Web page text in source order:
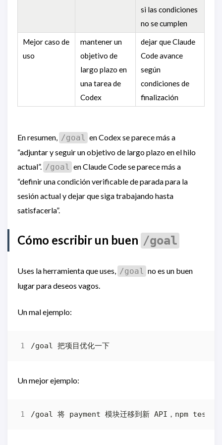
si las condiciones
no se cumplen
Mejor caso de
uso
mantener un
objetivo de
largo plazo en
una tarea de
Codex
dejar que Claude
Code avance
según
condiciones de
finalización
En resumen, /goal en Codex se parece más a
“adjuntar y seguir un objetivo de largo plazo en el hilo
actual”. /goal en Claude Code se parece más a
“definir una condición verificable de parada para la
sesión actual y dejar que siga trabajando hasta
satisfacerla”.
Cómo escribir un buen /goal
Uses la herramienta que uses, /goal no es un buen
lugar para deseos vagos.
Un mal ejemplo:
Un mejor ejemplo: